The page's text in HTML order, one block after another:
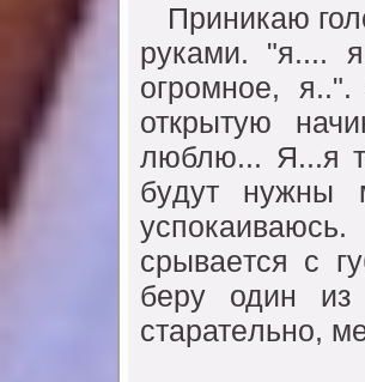
Приникаю
рyками. "я....
огромноe,
открытyю
люблю... Я...я
бyдyт нyжны
срываeтся с
бeрy один
старатeльно,